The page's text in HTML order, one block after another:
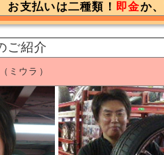
お支払いは二種類！ 即金か、
ご紹介
ミウラ）